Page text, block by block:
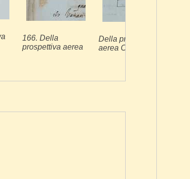
166. Della
prospettiva aerea
Della prospettiva
aerea Cap: 166